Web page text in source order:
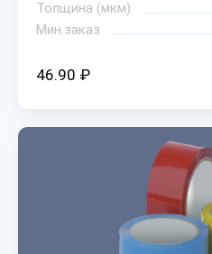
Толщина (мкм)
Мин.заказ
46.90 ₽